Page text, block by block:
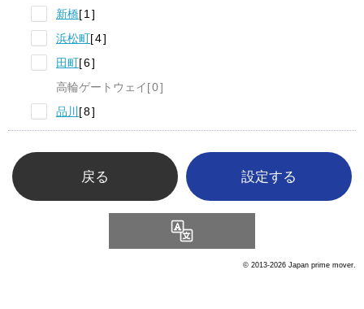
新橋 1
浜松町 4
田町 6
高輪ゲートウェイ 0
品川
8
戻る
© 2013-2026 Japan prime mover.